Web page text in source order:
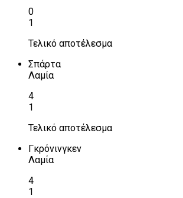
0
1
Τελικό αποτέλεσμα
Σπάρτα
Λαμία
4
1
Τελικό αποτέλεσμα
Γκρόνινγκεν
Λαμία
4
1